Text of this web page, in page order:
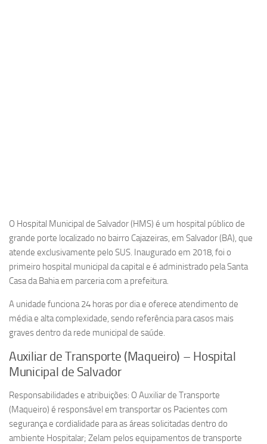
O Hospital Municipal de Salvador (HMS) é um hospital público de
grande porte localizado no bairro Cajazeiras, em Salvador (BA), que
atende exclusivamente pelo SUS. Inaugurado em 2018, foi o
primeiro hospital municipal da capital e é administrado pela Santa
Casa da Bahia em parceria com a prefeitura.
A unidade funciona 24 horas por dia e oferece atendimento de
média e alta complexidade, sendo referência para casos mais
graves dentro da rede municipal de saúde.
Auxiliar de Transporte (Maqueiro) – Hospital
Municipal de Salvador
Responsabilidades e atribuições: O Auxiliar de Transporte
(Maqueiro) é responsável em transportar os Pacientes com
segurança e cordialidade para as áreas solicitadas dentro do
ambiente Hospitalar; Zelam pelos equipamentos de transporte